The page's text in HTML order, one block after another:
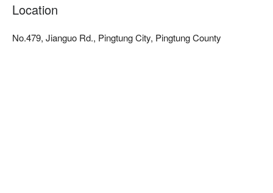
Location
No.479, Jianguo Rd., Pingtung City, Pingtung County